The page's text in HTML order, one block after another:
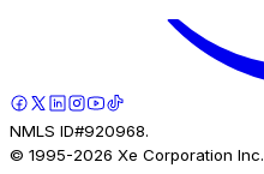
NMLS ID#920968.
© 1995-2026 Xe Corporation Inc.